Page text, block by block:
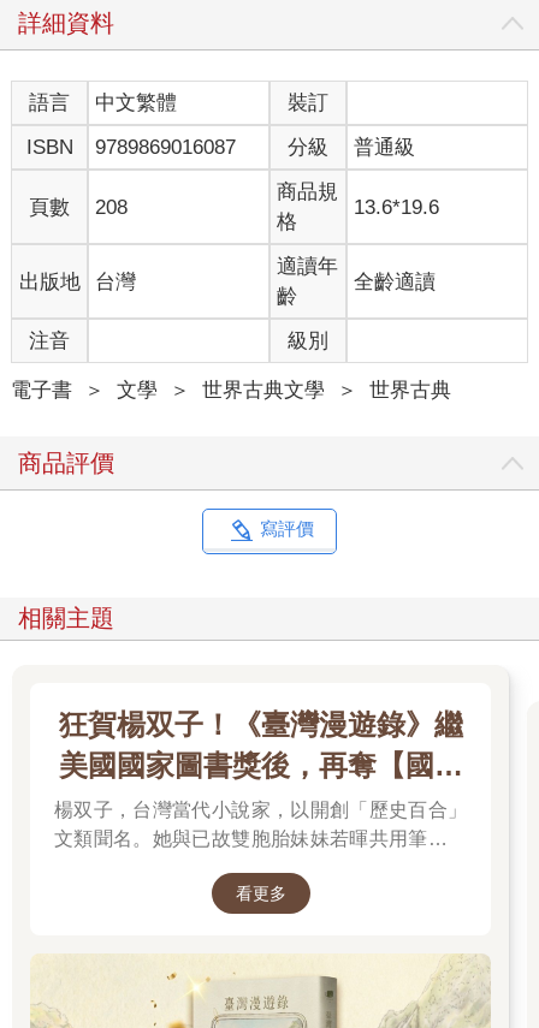
詳細資料
語言 中文繁體
裝訂
ISBN
9789869016087 分級 普通級
頁數 208
商品規
格
13.6*19.6
出版地 台灣
適讀年
齡
全齡適讀
注音 級別
電子書 ＞ 文學 ＞ 世界古典文學 ＞ 世界古典
商品評價
寫評價
相關主題
狂賀楊双子！《臺灣漫遊錄》繼
美國國家圖書獎後，再奪【國際
布克獎】
楊双子，台灣當代小說家，以開創「歷史百合」
文類聞名。她與已故雙胞胎妹妹若暉共用筆名，
入女性同性情誼。其長篇小說《臺灣漫遊錄》透
續斬獲美國國家圖書獎與英國國際布克獎，寫下
華語文學歷史新紀錄，成功讓世界聽見台灣的身
世。
看更多